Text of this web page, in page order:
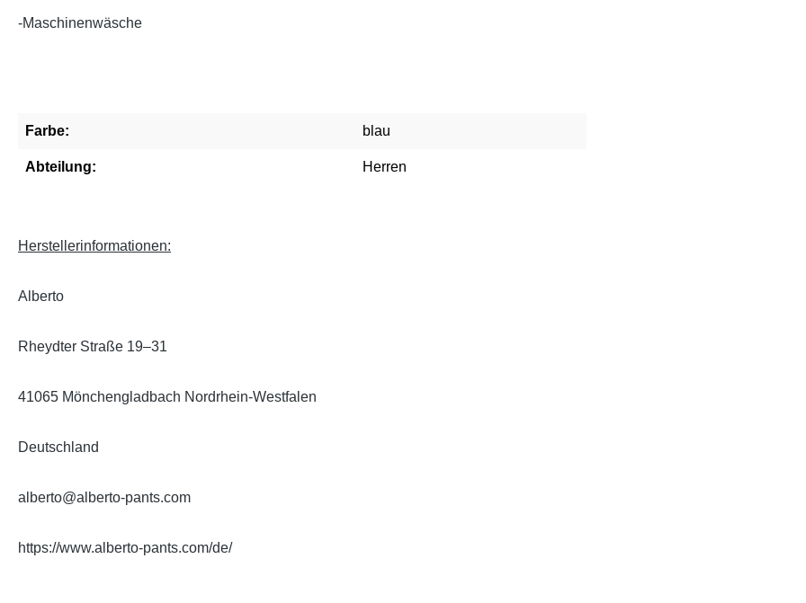
-Maschinenwäsche
Farbe: blau
Abteilung: Herren
Herstellerinformationen:
Alberto
Rheydter Straße 19–31
41065 Mönchengladbach Nordrhein-Westfalen
Deutschland
alberto@alberto-pants.com
https://www.alberto-pants.com/de/